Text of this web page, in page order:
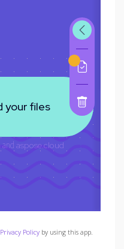
Privacy Policyby using this app.